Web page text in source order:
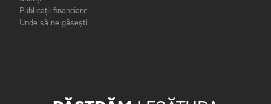
Publicații financiare
Unde să ne găsești